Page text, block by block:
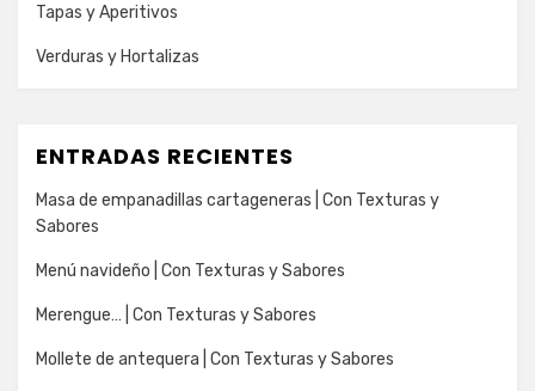
Tapas y Aperitivos
Verduras y Hortalizas
ENTRADAS RECIENTES
Masa de empanadillas cartageneras | Con Texturas y
Sabores
Menú navideño | Con Texturas y Sabores
Merengue… | Con Texturas y Sabores
Mollete de antequera | Con Texturas y Sabores